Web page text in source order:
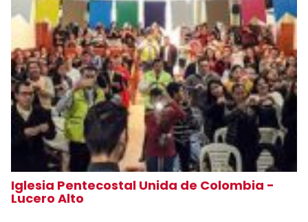
Iglesia Pentecostal Unida de Colombia -
Lucero Alto